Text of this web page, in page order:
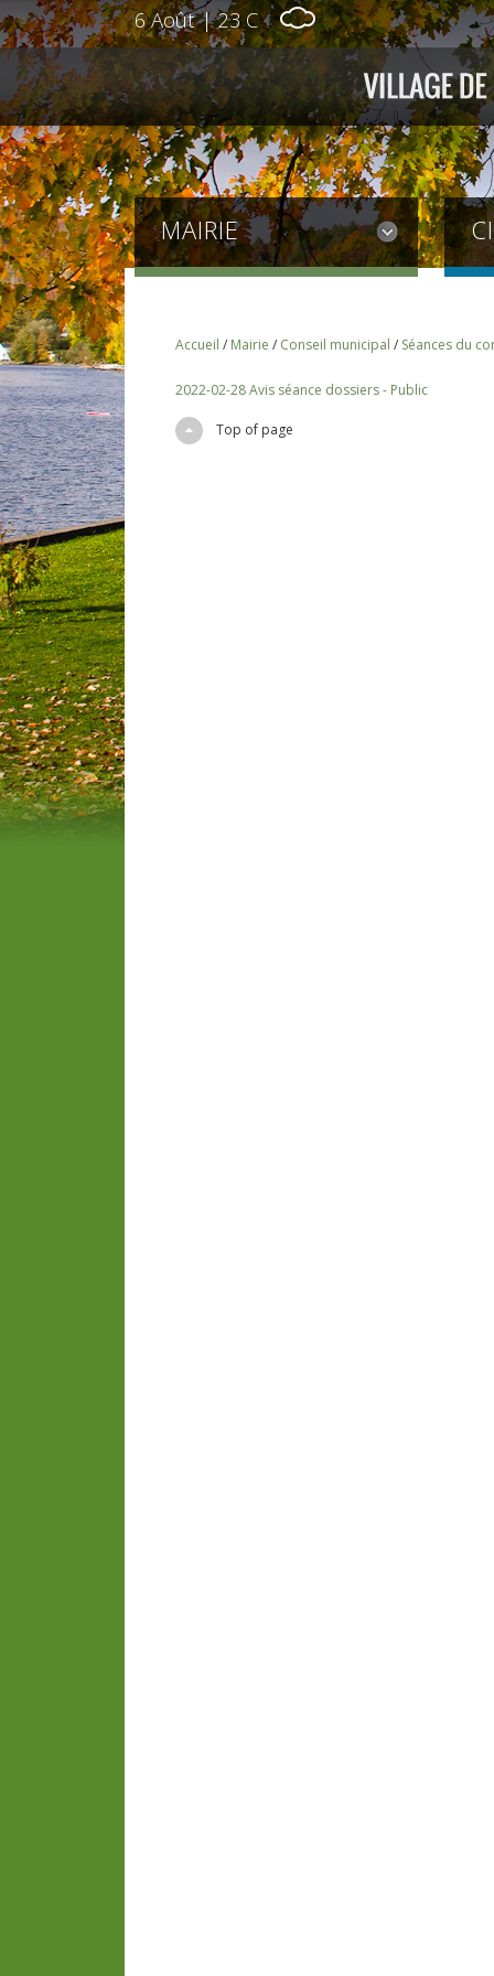
6 Août | 23 C
MAIRIE
Accueil / Mairie / Conseil municipal / Séances du
2022-02-28 Avis séance dossiers - Public
Top of page